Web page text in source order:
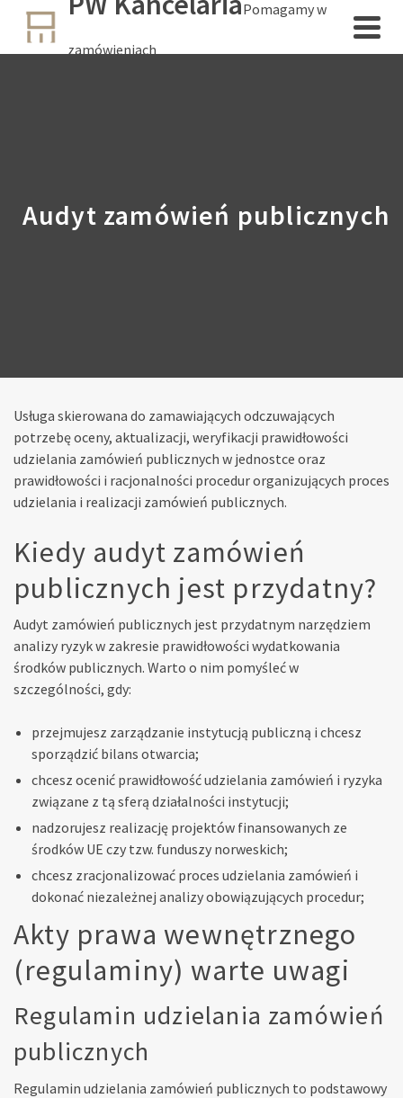
Pomagamy w
zamówieniach
Audyt zamówień publicznych
Usługa skierowana do zamawiających odczuwających
potrzebę oceny, aktualizacji, weryfikacji prawidłowości
udzielania zamówień publicznych w jednostce oraz
prawidłowości i racjonalności procedur organizujących proces
udzielania i realizacji zamówień publicznych.
Kiedy audyt zamówień
publicznych jest przydatny?
Audyt zamówień publicznych jest przydatnym narzędziem
analizy ryzyk w zakresie prawidłowości wydatkowania
środków publicznych. Warto o nim pomyśleć w
szczególności, gdy:
przejmujesz zarządzanie instytucją publiczną i chcesz
sporządzić bilans otwarcia;
chcesz ocenić prawidłowość udzielania zamówień i ryzyka
związane z tą sferą działalności instytucji;
nadzorujesz realizację projektów finansowanych ze
środków UE czy tzw. funduszy norweskich;
chcesz zracjonalizować proces udzielania zamówień i
dokonać niezależnej analizy obowiązujących procedur;
Akty prawa wewnętrznego
(regulaminy) warte uwagi
Regulamin udzielania zamówień
publicznych
Regulamin udzielania zamówień publicznych to podstawowy